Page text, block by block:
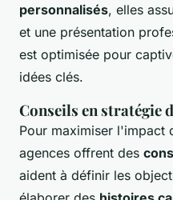
personnalisés, elles
et une présentation
est optimisée pour
idées clés.
Conseils en stratégie
Pour maximiser l'impact
agences offrent des
aident à définir les